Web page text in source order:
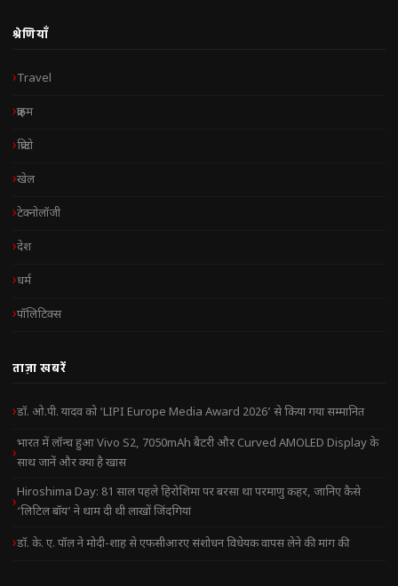
श्रेणियाँ
Travel
क्राइम
क्रिप्टो
खेल
टेक्नोलॉजी
देश
धर्म
पॉलिटिक्स
ताज़ा खबरें
डॉ. ओ.पी. यादव को ‘LIPI Europe Media Award 2026’ से किया गया सम्मानित
भारत में लॉन्च हुआ Vivo S2, 7050mAh बैटरी और Curved AMOLED Display के
साथ जानें और क्या है खास
Hiroshima Day: 81 साल पहले हिरोशिमा पर बरसा था परमाणु कहर, जानिए कैसे
‘लिटिल बॉय’ ने थाम दी थी लाखों जिंदगियां
डॉ. के. ए. पॉल ने मोदी-शाह से एफसीआरए संशोधन विधेयक वापस लेने की मांग की